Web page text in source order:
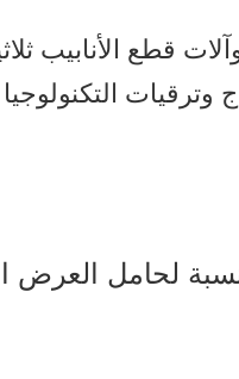
قطع الأنابيب
وترقيات